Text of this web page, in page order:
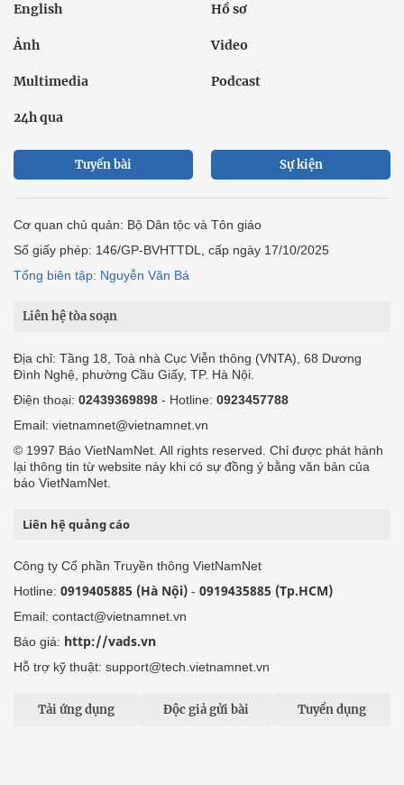
English Hồ sơ
Ảnh Video
Multimedia Podcast
24h qua
Tuyến bài Sự kiện
Cơ quan chủ quản: Bộ Dân tộc và Tôn giáo
Số giấy phép: 146/GP-BVHTTDL, cấp ngày 17/10/2025
Tổng biên tập: Nguyễn Văn Bá
Liên hệ tòa soạn
Địa chỉ: Tầng 18, Toà nhà Cục Viễn thông (VNTA), 68 Dương
Đình Nghệ, phường Cầu Giấy, TP. Hà Nội.
Điện thoại: 02439369898 - Hotline: 0923457788
Email: vietnamnet@vietnamnet.vn
© 1997 Báo VietNamNet. All rights reserved. Chỉ được phát hành
lại thông tin từ website này khi có sự đồng ý bằng văn bản của
báo VietNamNet.
Liên hệ quảng cáo
Công ty Cổ phần Truyền thông VietNamNet
Hotline: 0919405885 (Hà Nội) - 0919435885 (Tp.HCM)
Email: contact@vietnamnet.vn
Báo giá: http://vads.vn
Hỗ trợ kỹ thuật: support@tech.vietnamnet.vn
Tải ứng dụng Độc giả gửi bài Tuyển dụng